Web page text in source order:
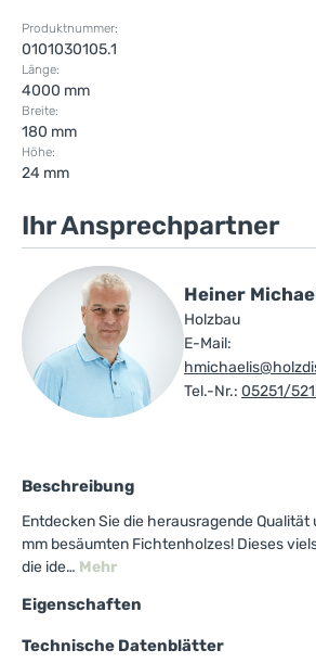
Produktnummer:
0101030105.1
Länge:
4000 mm
Breite:
180 mm
Höhe:
24 mm
Ihr Ansprechpartner
Heiner
Holzbau
E-Mail:
Tel.-Nr.: 05251/
Beschreibung
Entdecken Sie die herausragende Qualität
mm besäumten Fichtenholzes! Dieses
die ide… Mehr
Eigenschaften
Technische Datenblätter